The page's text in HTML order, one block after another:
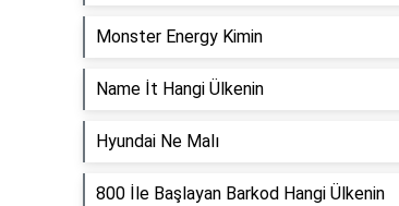
Monster Energy Kimin
Name İt Hangi Ülkenin
Hyundai Ne Malı
800 İle Başlayan Barkod Hangi Ülkenin